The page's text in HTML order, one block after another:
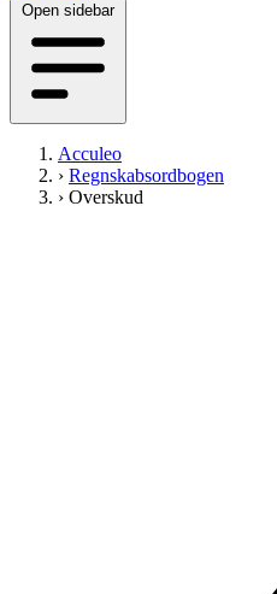
Open sidebar
Acculeo
› Regnskabsordbogen
› Overskud